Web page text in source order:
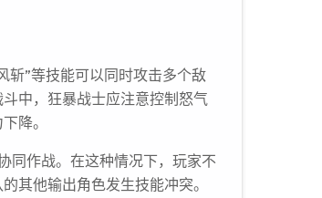
斩”等技能可以同时攻击多个敌
中，狂暴战士应注意控制怒气
降。
同作战。在这种情况下，玩家不
其他输出角色发生技能冲突。